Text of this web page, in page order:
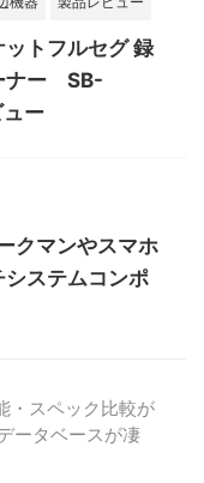
トフルセグ 録
ナー SB-
ー
クマンやスマホ
ステムコンポ
・スペック比較が
ータベースが凄